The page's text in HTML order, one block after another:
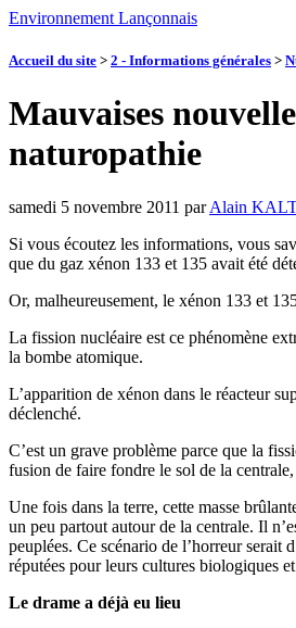
Environnement Lançonnais
Accueil du site > 2 - Informations générales >
Mauvaises
naturopathie
samedi 5 novembre 2011 parAlain
Si vous écoutez les informations, vous
que du gaz xénon 133 et 135 avait été
Or, malheureusement, le xénon 133 et
La fission nucléaire est ce phénomène
la bombe atomique.
L’apparition de xénon dans le réacteur
déclenché.
C’est un grave problème parce que la
fusion de faire fondre le sol de la
Une fois dans la terre, cette masse
un peu partout autour de la centrale. Il
peuplées. Ce scénario de l’horreur serait
réputées pour leurs cultures biologiques
Le drame a déjà eu lieu